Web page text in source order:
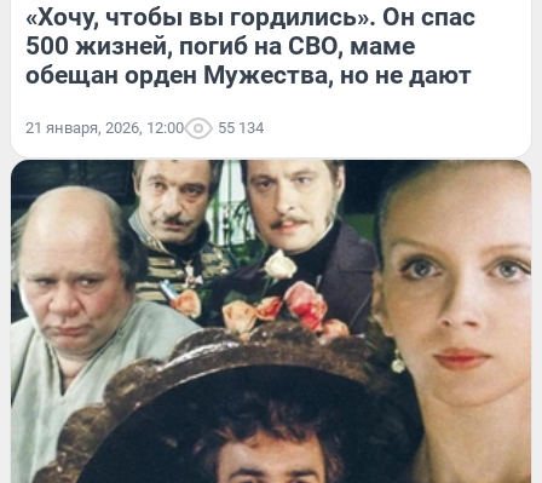
«Хочу, чтобы вы гордились». Он спас
500 жизней, погиб на СВО, маме
обещан орден Мужества, но не дают
21 января, 2026, 12:00 55 134